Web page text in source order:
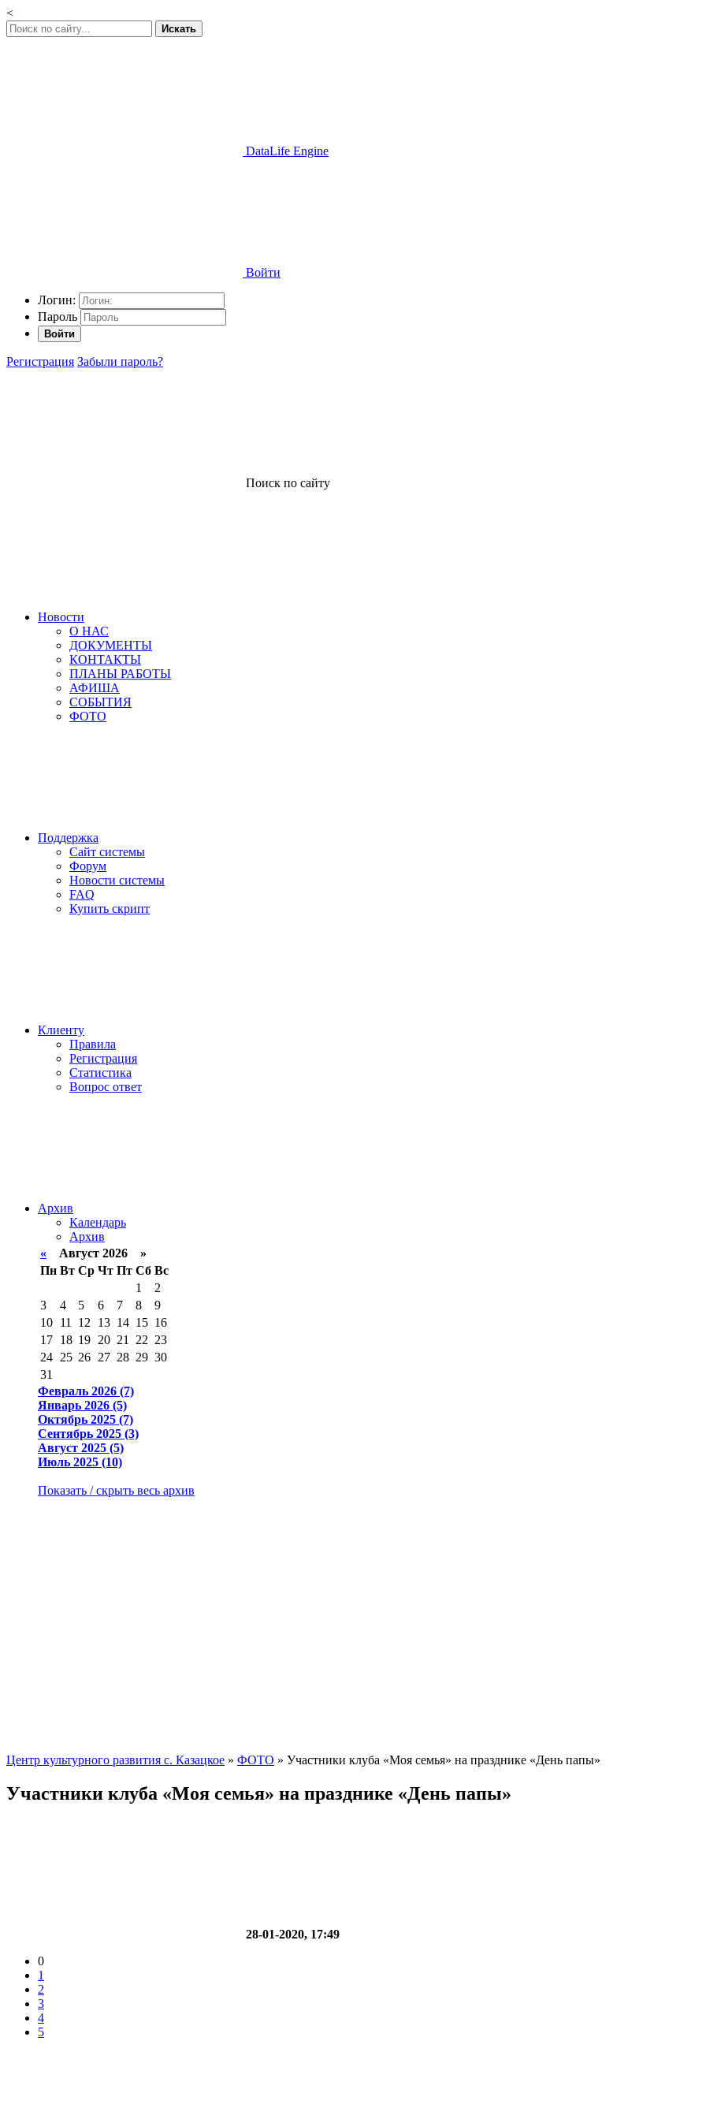
<
Искать
DataLife Engine
Войти
Логин:
Пароль
Войти
Регистрация Забыли пароль?
Поиск по сайту
Новости
О НАС
ДОКУМЕНТЫ
КОНТАКТЫ
ПЛАНЫ РАБОТЫ
АФИША
СОБЫТИЯ
ФОТО
Поддержка
Сайт системы
Форум
Новости системы
FAQ
Купить скрипт
Клиенту
Правила
Регистрация
Статистика
Вопрос ответ
Архив
Календарь
Архив
« Август 2026 »
Пн Вт Ср Чт Пт Сб Вс
1
2
3
4 5 6 7 8
9
10 11 12 13 14 15 16
17 18 19 20 21 22 23
24 25 26 27 28 29 30
31
Февраль 2026 (7)
Январь 2026 (5)
Октябрь 2025 (7)
Сентябрь 2025 (3)
Август 2025 (5)
Июль 2025 (10)
Показать / скрыть весь архив
Центр культурного развития с. Казацкое » ФОТО » Участники клуба «Моя семья» на празднике «День папы»
Участники клуба «Моя семья» на празднике «День папы»
28-01-2020, 17:49
0
1
2
3
4
5